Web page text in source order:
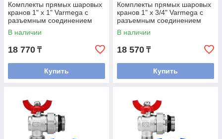
Комплекты прямых шаровых
кранов 1" х 1" Varmega с
разъемным соединением
для коллекторных групп
В наличии
18 770 ₸
Купить
Комплекты прямых шаровых
кранов 1" х 3/4" Varmega с
разъемным соединением
для коллекторных групп
В наличии
18 570 ₸
Купить